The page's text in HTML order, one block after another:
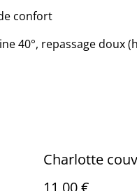
confort
40°, repassage doux
Charlotte